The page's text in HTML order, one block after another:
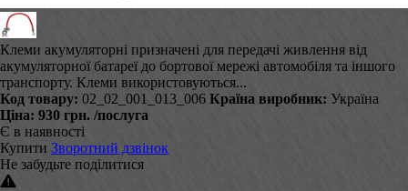
Клеми акумуляторні призначені для передачі живлення від
акумуляторної батареї до бортової мережі автомобіля та іншого
транспорту. Клеми використовуються...
Код товару: 02_02_001_013_006 Країна виробник: Україна
Ціна: 930 грн. /послуга
Є в наявності
Купити Зворотний дзвінок
Не забудьте поділитися